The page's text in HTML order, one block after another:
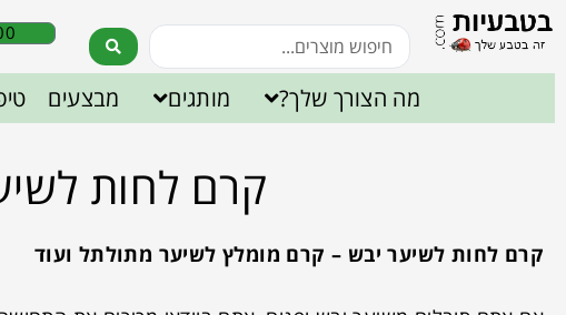
מה הצורך שלך? מותגים מבצעים
קרם לחות
קרם לחות לשיער יבש – קרם מומלץ לשיער מתולתל ועוד